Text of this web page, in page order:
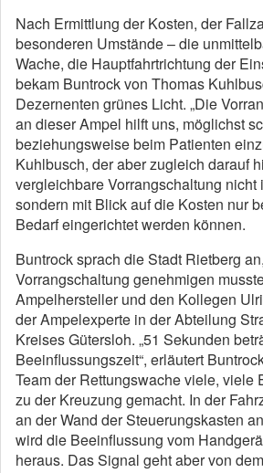
Nach Ermittlung der Kosten, der
besonderen Umstände – die
Wache, die Hauptfahrtrichtung der
bekam Buntrock von Thomas
Dezernenten grünes Licht. „Die
an dieser Ampel hilft uns, möglichst
beziehungsweise beim Patienten
Kuhlbusch, der aber zugleich darauf
vergleichbare Vorrangschaltung nicht
sondern mit Blick auf die Kosten nur
Bedarf eingerichtet werden können.
Buntrock sprach die Stadt Rietberg
Vorrangschaltung genehmigen
Ampelhersteller und den Kollegen
der Ampelexperte in der Abteilung
Kreises Gütersloh. „51 Sekunden
Beeinflussungszeit“, erläutert
Team der Rettungswache viele, viele
zu der Kreuzung gemacht. In der
an der Wand der Steuerungskasten
wird die Beeinflussung vom
heraus. Das Signal geht aber von